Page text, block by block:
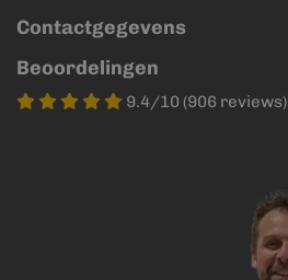
Contactgegevens
Beoordelingen
9.4/10 (906 reviews)